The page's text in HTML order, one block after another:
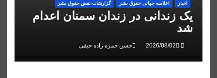
اخبار اعلاميه جهانی حقوق بشر گزارشات نقض حقوق بشر
یک زندانی در زندان سمنان اعدام
شد
حسن حمزه زاده حیقی